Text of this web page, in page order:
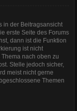
in der Beitragsansicht
erste Seite des Forums
dann ist die Funktion
ist nicht
nach oben zu
Stelle jedoch sicher,
meist nicht gerne
Themen